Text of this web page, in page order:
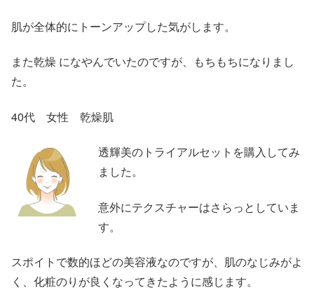
肌が全体的にトーンアップした気がします。
また乾燥 になやんでいたのですが、もちもちになりまし
た。
40代 女性 乾燥肌
透輝美のトライアルセットを購入してみ
ました。
意外にテクスチャーはさらっとしていま
す。
スポイトで数的ほどの美容液なのですが、肌のなじみがよ
く、化粧のりが良くなってきたように感じます。